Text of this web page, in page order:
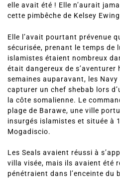
elle avait été ! Elle n’aurait
cette pimbêche de Kelsey
Elle l’avait pourtant prévenue
sécurisée, prenant le temps de
islamistes étaient nombreux
était dangereux de s’aventurer
semaines auparavant, les
capturer un chef shebab lors
la côte somalienne. Le
plage de Barawe, une ville
insurgés islamistes et située à
Mogadiscio.
Les Seals avaient réussi à
villa visée, mais ils avaient été
pénétraient dans l’enceinte du